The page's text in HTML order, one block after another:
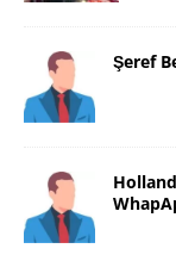
Şeref